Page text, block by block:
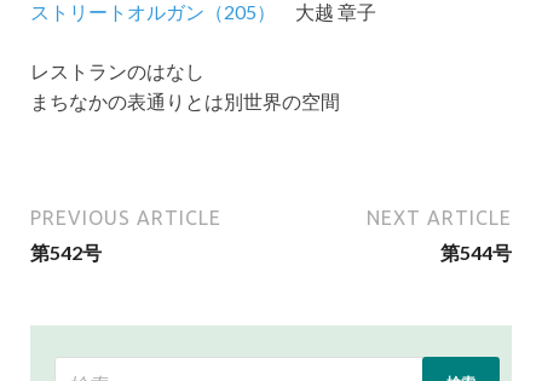
ストリートオルガン（205） 大越 章子
レストランのはなし
まちなかの表通りとは別世界の空間
PREVIOUS ARTICLE
第542号
NEXT ARTICLE
第544号